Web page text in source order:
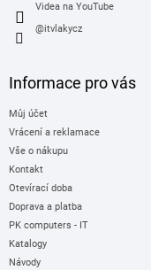
Videa na YouTube
@itvlakycz
Informace pro vás
Můj účet
Vrácení a reklamace
Vše o nákupu
Kontakt
Otevírací doba
Doprava a platba
PK computers - IT
Katalogy
Návody